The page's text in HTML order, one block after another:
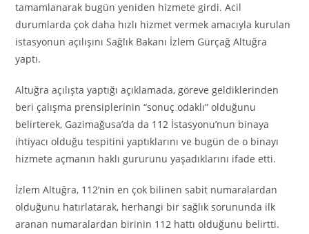
tamamlanarak bugün yeniden hizmete girdi. Acil
durumlarda çok daha hızlı hizmet vermek amacıyla kurulan
istasyonun açılışını Sağlık Bakanı İzlem Gürçağ Altuğra
yaptı.
Altuğra açılışta yaptığı açıklamada, göreve geldiklerinden
beri çalışma prensiplerinin “sonuç odaklı” olduğunu
belirterek, Gazimağusa’da da 112 İstasyonu’nun binaya
ihtiyacı olduğu tespitini yaptıklarını ve bugün de o binayı
hizmete açmanın haklı gururunu yaşadıklarını ifade etti.
İzlem Altuğra, 112’nin en çok bilinen sabit numaralardan
olduğunu hatırlatarak, herhangi bir sağlık sorununda ilk
aranan numaralardan birinin 112 hattı olduğunu belirtti.